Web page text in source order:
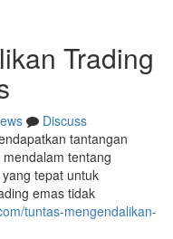
Trading
Discuss
tantangan
tentang
tepat untuk
emas tidak
tuntas-mengendalikan-